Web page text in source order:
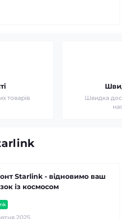
товарів
Швидка
2025
Starlink - відновимо ваш
із космосом